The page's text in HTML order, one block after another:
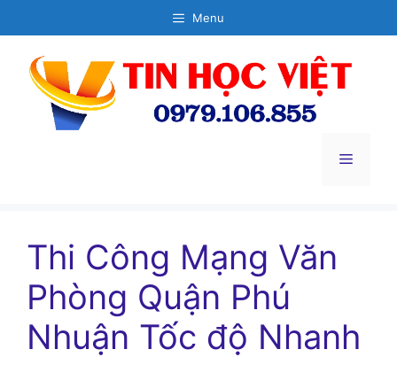
đến
dung
Menu
Menu
Thi Công Mạng Văn
Phòng Quận Phú
Nhuận Tốc độ Nhanh